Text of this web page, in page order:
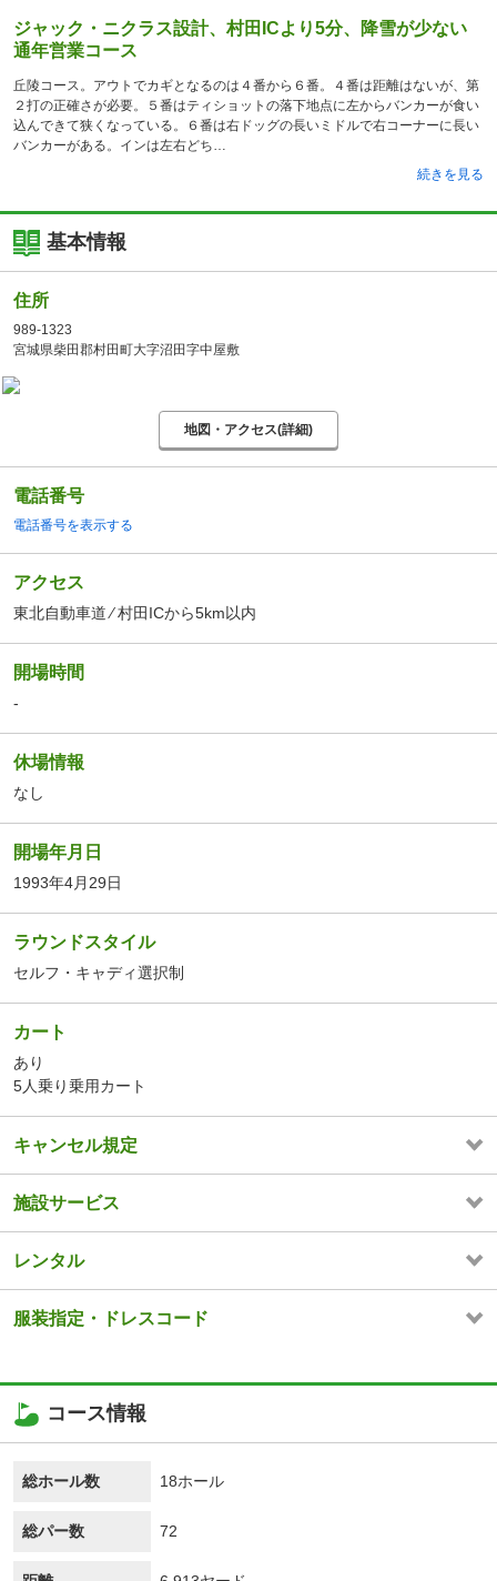
ジャック・ニクラス設計、村田ICより5分、降雪が少ない
通年営業コース
丘陵コース。アウトでカギとなるのは４番から６番。４番は距離はないが、第
２打の正確さが必要。５番はティショットの落下地点に左からバンカーが食い
込んできて狭くなっている。６番は右ドッグの長いミドルで右コーナーに長い
バンカーがある。インは左右どち
続きを見る
基本情報
住所
989-1323
宮城県柴田郡村田町大字沼田字中屋敷
地図・アクセス(詳細)
電話番号
電話番号を表示する
アクセス
東北自動車道 ⁄ 村田ICから5km以内
開場時間
-
休場情報
なし
開場年月日
1993年4月29日
ラウンドスタイル
セルフ・キャディ選択制
カート
あり
5人乗り乗用カート
キャンセル規定
施設サービス
レンタル
服装指定・ドレスコード
コース情報
総ホール数 18ホール
総パー数 72